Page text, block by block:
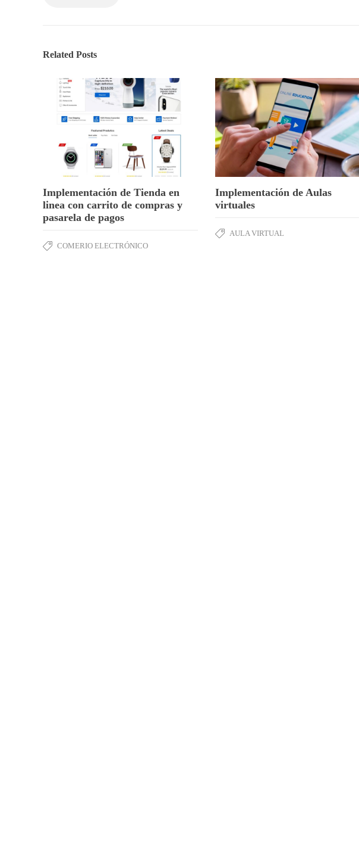
Related Posts
Implementación de Tienda en
linea con carrito de compras y
pasarela de pagos
COMERIO ELECTRÓNICO
Implementación de Aulas
virtuales
AULA VIRTUAL